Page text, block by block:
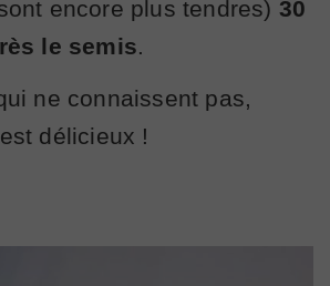
encore plus tendres) 30
le semis
ne connaissent pas,
délicieux !